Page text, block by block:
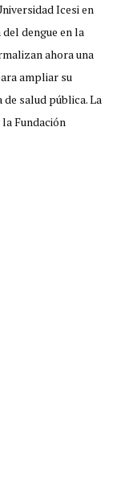
Icesi en
dengue en la
ahora una
ampliar su
salud pública. La
Fundación